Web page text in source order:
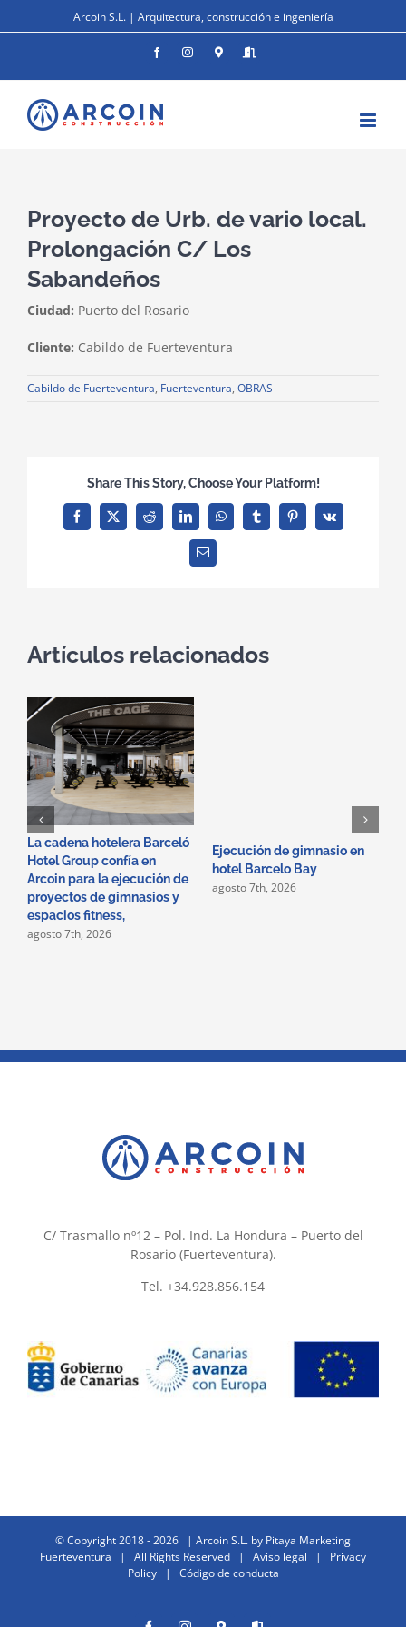
al
Arcoin S.L. | Arquitectura, construcción e ingeniería
FacebookInstagramDondeEntrar
Proyecto de Urb. de vario local.
Prolongación C/ Los
Sabandeños
Ciudad: Puerto del Rosario
Cliente: Cabildo de Fuerteventura
Cabildo de Fuerteventura, Fuerteventura, OBRAS
Share This Story, Choose Your Platform!
Facebook
X Reddit LinkedInWhatsAppTumblrPinterest
Vk
Correo
electrónico
Artículos relacionados
La cadena hotelera Barceló
Hotel Group confía en
Arcoin para la ejecución de
proyectos de gimnasios y
espacios fitness,
agosto 7th, 2026
Ejecución de gimnasio en
hotel Barcelo Bay
agosto 7th, 2026
C/ Trasmallo nº12 – Pol. Ind. La Hondura – Puerto del
Rosario (Fuerteventura).
Tel. +34.928.856.154
© Copyright 2018 -2026 | Arcoin S.L. by Pitaya Marketing
Fuerteventura | All Rights Reserved | Aviso legal | Privacy
Policy| Código de conducta